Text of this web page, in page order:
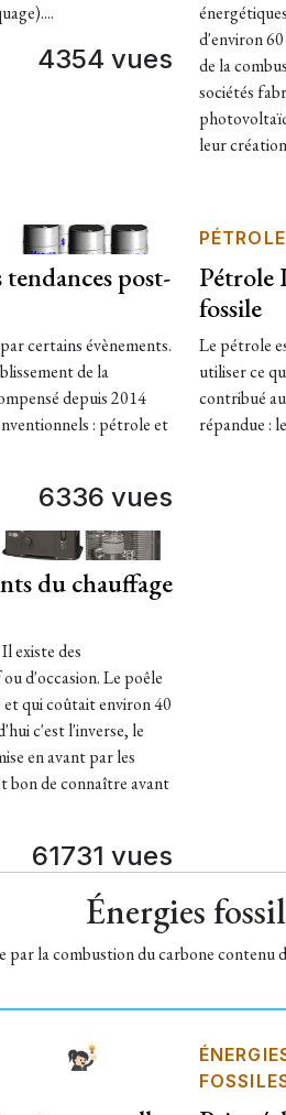
4354 vues
d'environ
de la
sociétés
leur
post-
certains évènements.
de la
depuis 2014
: pétrole et
6336 vues
PÉTROLE
Pétrole
fossile
Le pétrole
utiliser ce
contribué
répandue :
du chauffage
existe des
d'occasion. Le poêle
qui coûtait environ 40
c'est l'inverse, le
en avant par les
bon de connaître avant
61731 vues
Énergies
par la combustion du carbone contenu